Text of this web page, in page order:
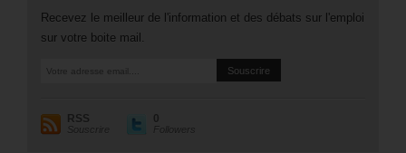
Recevez le meilleur de l'information et des débats sur l'emploi
sur votre boite mail.
RSS
Souscrire
0
Followers